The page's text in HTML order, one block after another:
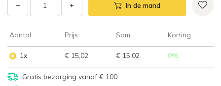
− + In de mand
Aantal Prijs Som Korting
1x € 15,02 € 15,02 0%
Gratis bezorging vanaf € 100